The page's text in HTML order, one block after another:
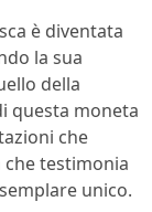
è diventata
la sua
della
questa moneta
che
testimonia
unico.